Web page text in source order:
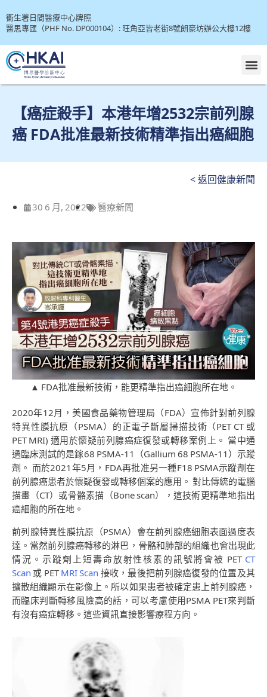
衞生署日間醫療中心牌照
醫思專匯（PHF No. DP000104）: 旺角亞皆老街8號朗豪坊辦公大樓12樓
【癌症殺手】本港年增2532宗前列腺
癌 FDA批准最新技術精準指出癌細胞
30 6 月, 2022 醫療新聞
< 返回健康新聞
▲ FDA批准最新技術，能更精準指出癌細胞所在地。
2020年12月，美國食品藥物管理局（FDA）宣佈針對前列腺
特異性膜抗原（PSMA）的正電子斷層掃描技術（PET CT 或
PET MRI) 適用於懷疑前列腺癌症復發或轉移案例上。 當中通
過臨床測試的是鎵68 PSMA-11（Gallium 68 PSMA-11）示蹤
劑。 而於2021年5月，FDA再批准另一種F18 PSMA示蹤劑在
前列腺癌患者於懷疑復發或轉移個案的應用。 對比傳統的電腦
描畫（CT）或骨骼素描（Bone scan），這技術更精準地指出
癌細胞的所在地。
前列腺特異性膜抗原（PSMA）會在前列腺癌細胞表面過度表
達。當然前列腺癌轉移的淋巴，骨骼和肺部的組織也會出現此
情況。示蹤劑上短壽命放射性核素的訊號將會被 PET CT
Scan 或 PETMRI Scan 接收，最後把前列腺癌復發的位置及其
擴散組織顯示在影像上。所以如果患者被確定患上前列腺癌，
而臨床判斷轉移風險高的話，可以考慮使用PSMA PET來判斷
有沒有癌症轉移。這些資訊直接影響療程方向。